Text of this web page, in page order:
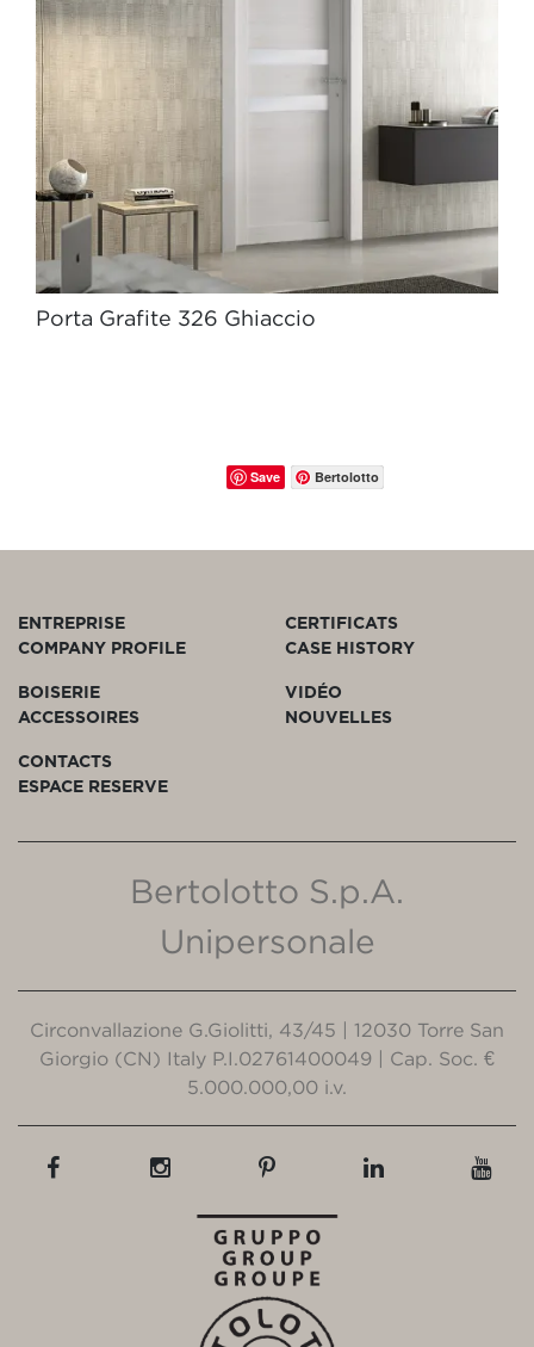
Porta Grafite 326 Ghiaccio
Save Bertolotto
ENTREPRISE
COMPANY PROFILE
CERTIFICATS
CASE HISTORY
BOISERIE
ACCESSOIRES
VIDÉO
NOUVELLES
CONTACTS
ESPACE RESERVE
Bertolotto S.p.A.
Unipersonale
Circonvallazione G.Giolitti, 43/45 | 12030 Torre San
Giorgio (CN) Italy P.I.02761400049 | Cap. Soc. €
5.000.000,00 i.v.